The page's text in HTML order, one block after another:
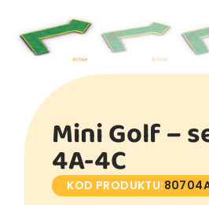
Mini Golf –
4A-4C
KOD PRODUKTU: